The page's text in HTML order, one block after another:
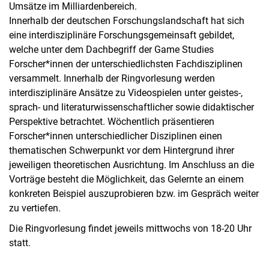
Umsätze im Milliardenbereich.
Innerhalb der deutschen Forschungslandschaft hat sich
eine interdisziplinäre Forschungsgemeinsaft gebildet,
welche unter dem Dachbegriff der Game Studies
Forscher*innen der unterschiedlichsten Fachdisziplinen
versammelt. Innerhalb der Ringvorlesung werden
interdisziplinäre Ansätze zu Videospielen unter geistes-,
sprach- und literaturwissenschaftlicher sowie didaktischer
Perspektive betrachtet. Wöchentlich präsentieren
Forscher*innen unterschiedlicher Disziplinen einen
thematischen Schwerpunkt vor dem Hintergrund ihrer
jeweiligen theoretischen Ausrichtung. Im Anschluss an die
Vorträge besteht die Möglichkeit, das Gelernte an einem
konkreten Beispiel auszuprobieren bzw. im Gespräch weiter
zu vertiefen.
Die Ringvorlesung findet jeweils mittwochs von 18-20 Uhr
statt.